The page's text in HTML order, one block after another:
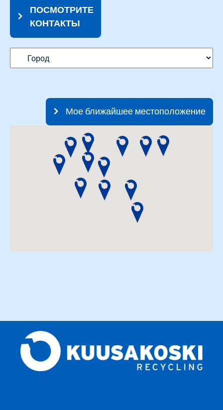
ПОСМОТРИТЕ
КОНТАКТЫ
Мое ближайшее местоположение